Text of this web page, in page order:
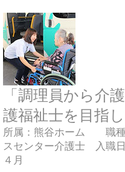
「調理員から介
護福祉士を目指し
所属：熊谷ホーム 職種
スセンター介護士 入職
４月